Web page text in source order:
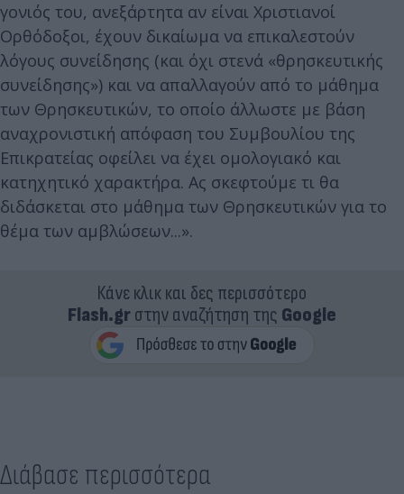
γονιός του, ανεξάρτητα αν είναι Χριστιανοί
Ορθόδοξοι, έχουν δικαίωμα να επικαλεστούν
λόγους συνείδησης (και όχι στενά «θρησκευτικής
συνείδησης») και να απαλλαγούν από το μάθημα
των Θρησκευτικών, το οποίο άλλωστε με βάση
αναχρονιστική απόφαση του Συμβουλίου της
Επικρατείας οφείλει να έχει ομολογιακό και
κατηχητικό χαρακτήρα. Ας σκεφτούμε τι θα
διδάσκεται στο μάθημα των Θρησκευτικών για το
θέμα των αμβλώσεων...».
Κάνε κλικ και δες περισσότερο
Flash.grστην αναζήτηση της Google
Διάβασε περισσότερα